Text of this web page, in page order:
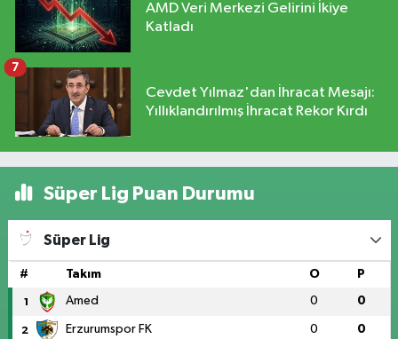
AMD Veri Merkezi Gelirini İkiye
Katladı
Cevdet Yılmaz'dan İhracat Mesajı:
Yıllıklandırılmış İhracat Rekor Kırdı
7
Süper Lig Puan Durumu
Süper Lig
# Takım O P
1 Amed 0 0
2 Erzurumspor FK 0 0